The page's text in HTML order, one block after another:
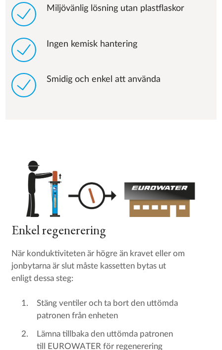
Miljövänlig lösning utan plastflaskor
Ingen kemisk hantering
Smidig och enkel att använda
Enkel regenerering
När konduktiviteten är högre än kravet eller om
jonbytarna är slut måste kassetten bytas ut
enligt dessa steg:
Stäng ventiler och ta bort den uttömda
patronen från enheten
Lämna tillbaka den uttömda patronen
till EUROWATER för regenerering